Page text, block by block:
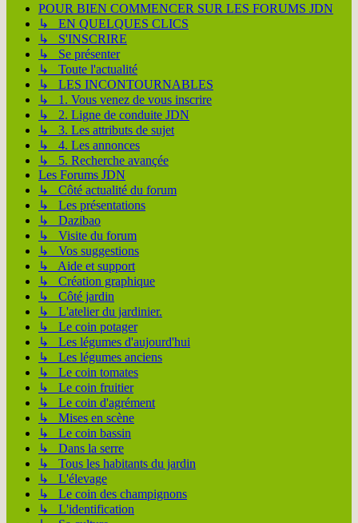
POUR BIEN COMMENCER SUR LES FORUMS JDN
↳ EN QUELQUES CLICS
↳ S'INSCRIRE
↳ Se présenter
↳ Toute l'actualité
↳ LES INCONTOURNABLES
↳ 1. Vous venez de vous inscrire
↳ 2. Ligne de conduite JDN
↳ 3. Les attributs de sujet
↳ 4. Les annonces
↳ 5. Recherche avançée
Les Forums JDN
↳ Côté actualité du forum
↳ Les présentations
↳ Dazibao
↳ Visite du forum
↳ Vos suggestions
↳ Aide et support
↳ Création graphique
↳ Côté jardin
↳ L'atelier du jardinier.
↳ Le coin potager
↳ Les légumes d'aujourd'hui
↳ Les légumes anciens
↳ Le coin tomates
↳ Le coin fruitier
↳ Le coin d'agrément
↳ Mises en scène
↳ Le coin bassin
↳ Dans la serre
↳ Tous les habitants du jardin
↳ L'élevage
↳ Le coin des champignons
↳ L'identification